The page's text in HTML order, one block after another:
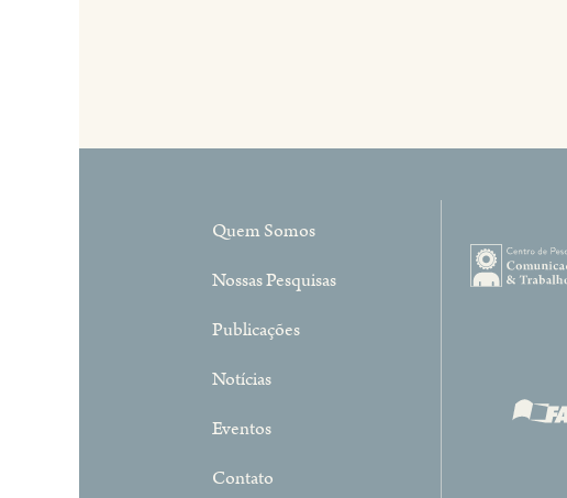
Quem Somos
Nossas Pesquisas
Publicações
Notícias
Eventos
Contato